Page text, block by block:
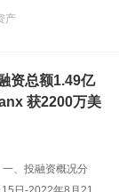
产
资总额1.49亿
获2200万美
、投融资概况分